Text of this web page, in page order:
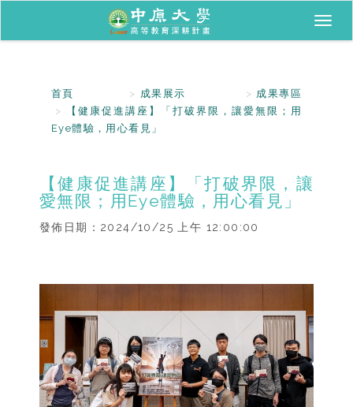
首頁 成果展示
成果專區
【健康促進講座】「打破界限，讓愛無限；用
Eye體驗，用心看見」
【健康促進講座】「打破界限，讓
愛無限；用Eye體驗，用心看見」
發佈日期： 2024/10/25 上午 12:00:00